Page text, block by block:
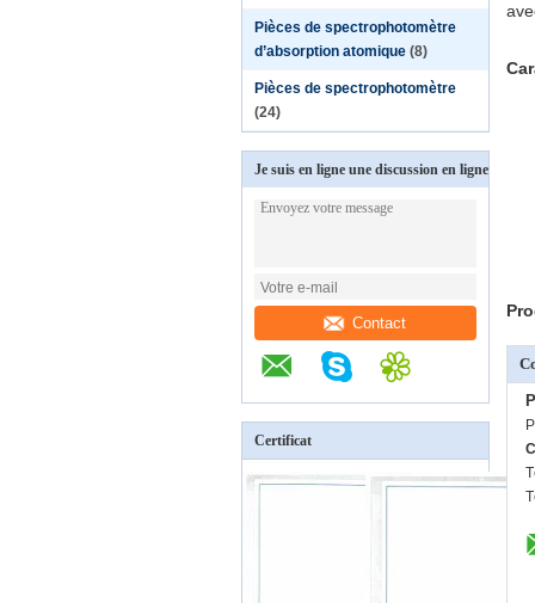
Pièces de spectrophotomètre
d’absorption atomique (8)
Pièces de spectrophotomètre
(24)
Je suis en ligne une discussion en ligne
Contact
Certificat